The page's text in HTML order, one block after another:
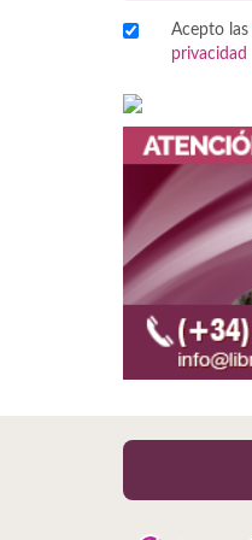
Acepto las
privacidad